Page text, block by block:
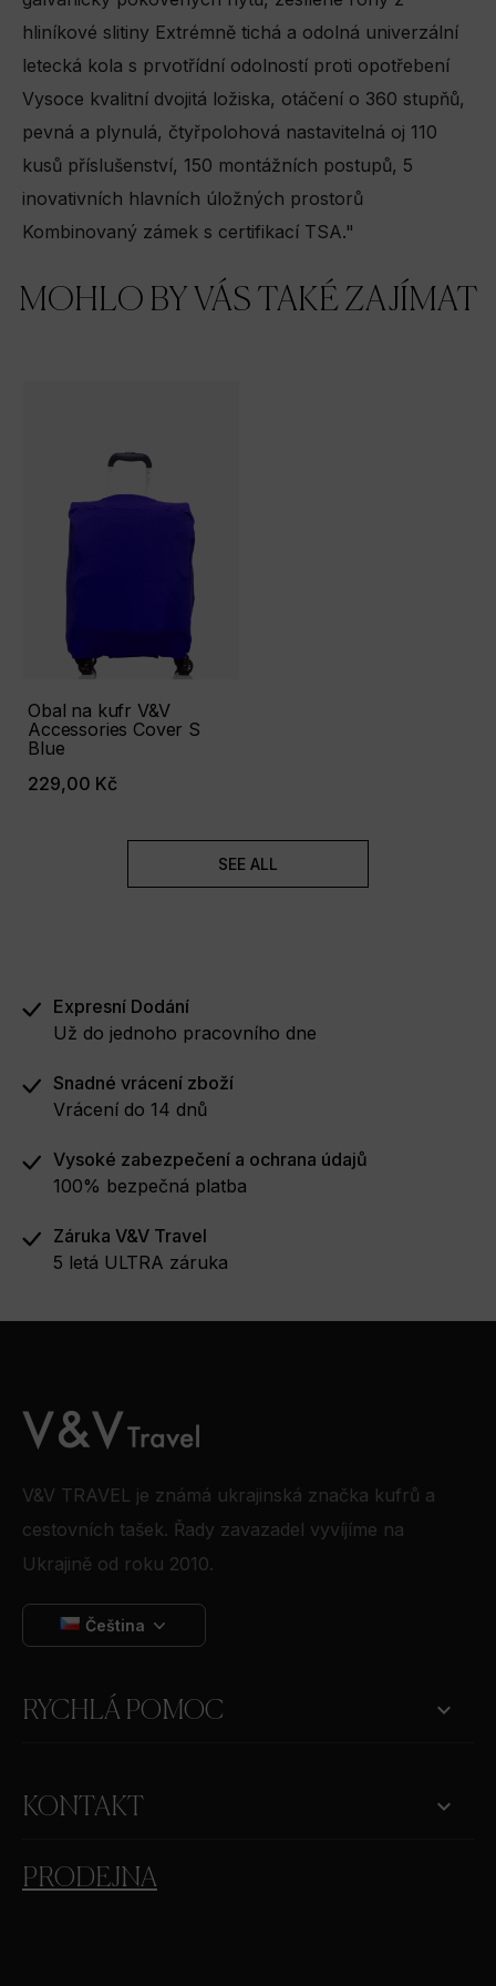
hliníkové slitiny Extrémně tichá a odolná univerzální
letecká kola s prvotřídní odolností proti opotřebení
Vysoce kvalitní dvojitá ložiska, otáčení o 360 stupňů,
pevná a plynulá, čtyřpolohová nastavitelná oj 110
kusů příslušenství, 150 montážních postupů, 5
inovativních hlavních úložných prostorů
Kombinovaný zámek s certifikací TSA."
MOHLO BY VÁS TAKÉ ZAJÍMAT
Obal na kufr V&V
Accessories Cover S
Blue
229,00 Kč
SEE ALL
Expresní Dodání
Už do jednoho pracovního dne
Snadné vrácení zboží
Vrácení do 14 dnů
Vysoké zabezpečení a ochrana údajů
100% bezpečná platba
Záruka V&V Travel
5 letá ULTRA záruka
V&V TRAVEL je známá ukrajinská značka kufrů a
cestovních tašek. Řady zavazadel vyvíjíme na
Ukrajině od roku 2010.
Čeština
RYCHLÁ POMOC 
KONTAKT keyboard_arrow_down
PRODEJNA